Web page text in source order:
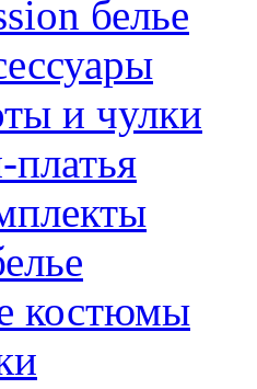
белье
и чулки
костюмы